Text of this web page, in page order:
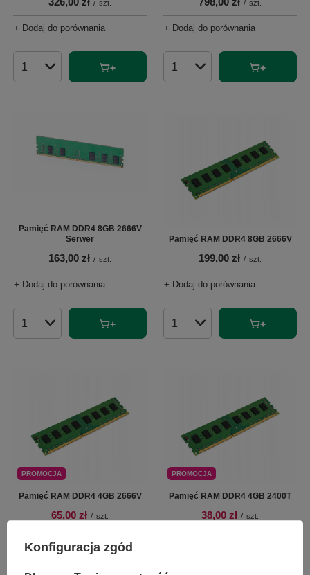
/ szt.
+ Dodaj do porównania
Ilość produktów
/ szt.
+ Dodaj do porównania
Ilość produktów
Pamięć RAM DDR4 8GB 2666V
Serwer
163,00 zł / szt.
+ Dodaj do porównania
Ilość produktów
Pamięć RAM DDR4 8GB 2666V
199,00 zł / szt.
+ Dodaj do porównania
Ilość produktów
PROMOCJA
Pamięć RAM DDR4 4GB 2666V
65,00 zł / szt.
okresie 30 dni przed
PROMOCJA
Pamięć RAM DDR4 4GB 2400T
38,00 zł / szt.
Konfiguracja zgód